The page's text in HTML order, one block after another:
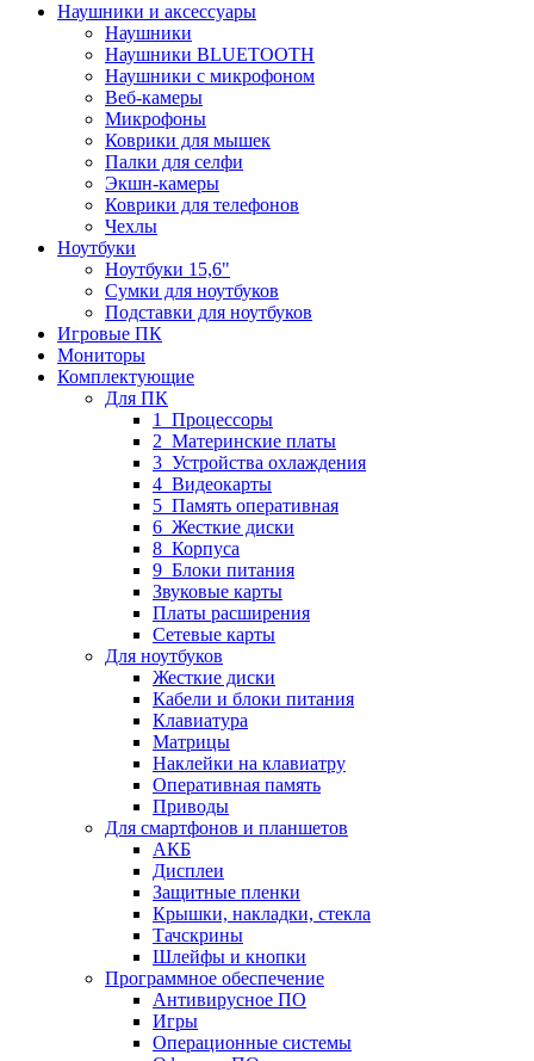
Наушники и аксессуары
Наушники
Наушники BLUETOOTH
Наушники с микрофоном
Веб-камеры
Микрофоны
Коврики для мышек
Палки для селфи
Экшн-камеры
Коврики для телефонов
Чехлы
Ноутбуки
Ноутбуки 15,6"
Сумки для ноутбуков
Подставки для ноутбуков
Игровые ПК
Мониторы
Комплектующие
Для ПК
1_Процессоры
2_Материнские платы
3_Устройства охлаждения
4_Видеокарты
5_Память оперативная
6_Жесткие диски
8_Корпуса
9_Блоки питания
Звуковые карты
Платы расширения
Сетевые карты
Для ноутбуков
Жесткие диски
Кабели и блоки питания
Клавиатура
Матрицы
Наклейки на клавиатру
Оперативная память
Приводы
Для смартфонов и планшетов
АКБ
Дисплеи
Защитные пленки
Крышки, накладки, стекла
Тачскрины
Шлейфы и кнопки
Программное обеспечение
Антивирусное ПО
Игры
Операционные системы